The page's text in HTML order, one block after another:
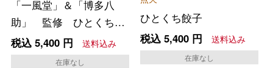
「一風堂」＆「博多八
助」 監修 ひとくち餃
子セット（２種計８袋）
税込 5,400円 送料込み
在庫なし
ひとくち餃子
税込 5,400円 送料込み
在庫なし